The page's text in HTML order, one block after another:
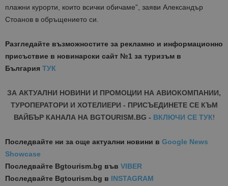
плажни курорти, които всички обичаме”, заяви Александър
Стоанов в обръщението си.
Разгледайте възможностите за рекламно и информационно
присъствие в новинарски сайт №1 за туризъм в
България ТУК
ЗА АКТУАЛНИ НОВИНИ И ПРОМОЦИИ НА АВИОКОМПАНИИ,
ТУРОПЕРАТОРИ И ХОТЕЛИЕРИ - ПРИСЪЕДИНЕТЕ СЕ КЪМ
ВАЙБЪР КАНАЛА НА BGTOURISM.BG - ВКЛЮЧИ СЕ ТУК!
Последвайте ни за още актуални новини в Google News
Showcase
Последвайте Bgtourism.bg във VIBER
Последвайте Bgtourism.bg в INSTAGRAM